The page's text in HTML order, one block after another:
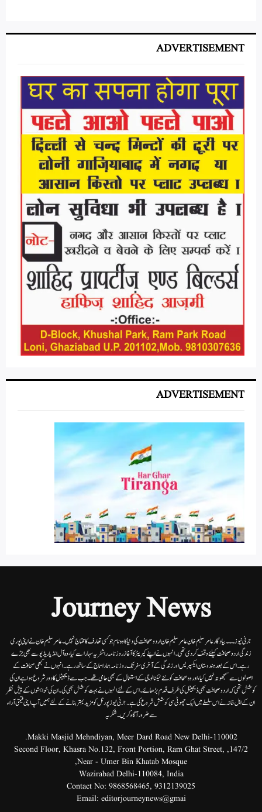
ADVERTISEMENT
ADVERTISEMENT
Journey News
جرنی نیوز۔۔۔بیاد گار عامر سلیم خان عامر سلیم خان اردوصحافت کی دنیا کاوہ نام جو کسی تعارف کا محتاج نہیں۔عامرسلیم خان نے اپنی پوری
زندگی اردوصحافت کیلئے وقف کردی تھی۔انہوں نے اپنے کیریئر کا آغاز روزنامہ راشٹریہ سہارا سے کیا،وہ آل انڈیا ریڈیوسے بھی جڑے
رہے۔ اس کے بعد ہندوستان ایکسپریس اور زندگی کے آخری سفر تک روزنامہ ہمارا سماج کے ساتھ رہے۔ انہوں نے کبھی صحافت کے
اصولوں سے سمجھوتہ نہیں کیا، اور وہ صحافت کو نئے ٹیکنالوجی کے استعمال کے بھی حامی تھے۔ جب سے ڈیجیٹل کا دور شروع ہوا ہے ان کی
کوشش تھی کہ اردو صحافت بھی ڈیجیٹل کی طرف قدم بڑھائے۔ اس کے لئے انہوں نے بہت کوشش بھی کی۔ ان کی خواہشوں کے پیش نظر
ان کے اہل خانہ نے اس سلسلے میں ایک چھوٹی سی کوشش شروع کی ہے۔جرنی نیوز پورٹل کو مزید بہتر بنانے کے لئے ہمیں آپ اپنی قیمتی آراء
سے ضرور آگاہ کریں۔شکریہ
Makki Masjid Mehndiyan, Meer Dard Road New Delhi-110002.
147/2, Second Floor, Khasra No.132, Front Portion, Ram Ghat Street,
Near - Umer Bin Khatab Mosque,
Wazirabad Delhi-110084, India
Contact No: 9868568465, 9312139025
Email: editorjourneynews@gmai